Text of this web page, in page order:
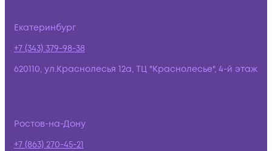
Екатеринбург
+7 (343) 379-98-38
620110, ул.Краснолесья 12а, ТЦ "Краснолесье", 4-й этаж
Ростов-на-Дону
+7 (863) 270-45-21